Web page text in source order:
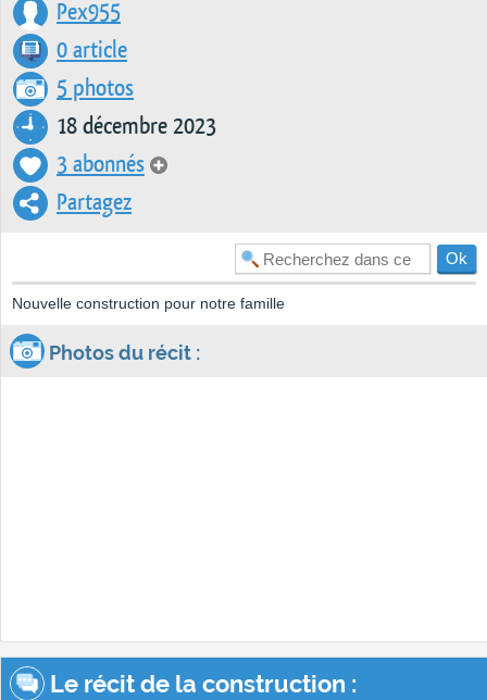
Pex955
0 article
5 photos
18 décembre 2023
3 abonnés
Partagez
Nouvelle construction pour notre famille
Photos du récit :
Le récit de la construction :